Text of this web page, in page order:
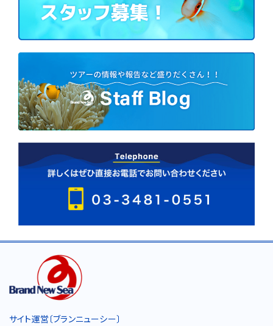
サイト運営〔ブランニューシー〕